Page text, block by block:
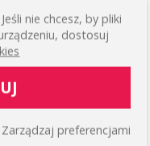
WIĘCEJ
nie chcesz, by pliki
dostosuj
Zarządzaj preferencjami